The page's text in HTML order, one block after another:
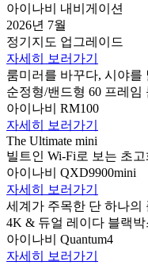
아이나비 내비게이션
2026년 7월
정기지도 업그레이드
자세히 보러가기
룸미러를 바꾸다, 시야를
순정형/밴드형 60 프레임
아이나비 RM100
자세히 보러가기
The Ultimate mini
빌트인 Wi-Fi로 보는 초
아이나비 QXD9900mini
자세히 보러가기
세계가 주목한 단 하나의
4K & 듀얼 레이다 블랙박
아이나비 Quantum4
자세히 보러가기